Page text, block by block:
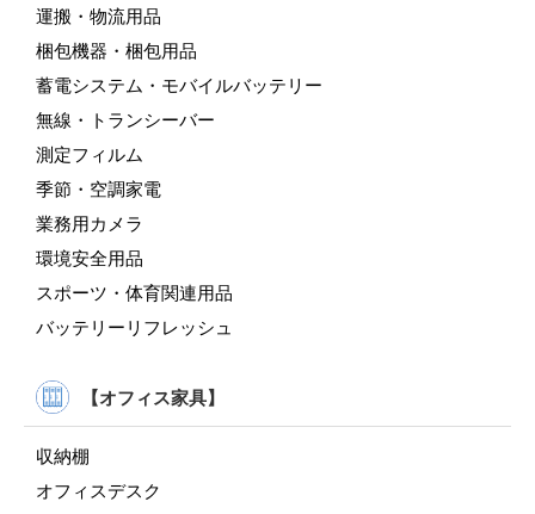
運搬・物流用品
梱包機器・梱包用品
蓄電システム・モバイルバッテリー
無線・トランシーバー
測定フィルム
季節・空調家電
業務用カメラ
環境安全用品
スポーツ・体育関連用品
バッテリーリフレッシュ
【オフィス家具】
収納棚
オフィスデスク